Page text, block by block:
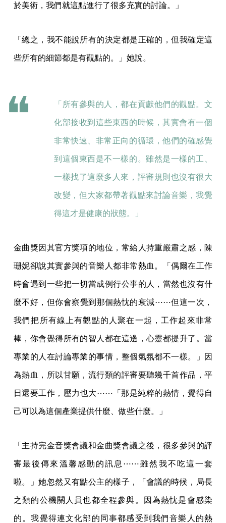
於美術，我們就這點進行了很多充實的討論。」
「總之，我不能說所有的決定都是正確的，但我確定這
些所有的細節都是有觀點的。」她說。
「所有參與的人，都在貢獻他們的觀點。文
化部接收到這些東西的時候，其實會有一個
非常快速、非常正向的循環，他們的確感覺
到這個東西是不一樣的。雖然是一樣的工、
一樣找了這麼多人來，評審規則也沒有很大
改變，但大家都帶著觀點來討論音樂，我覺
得這才是健康的狀態。」
金曲獎因其官方獎項的地位，常給人持重嚴肅之感，陳
珊妮卻說其實參與的音樂人都非常熱血。「偶爾在工作
時會遇到一些把一切當成例行公事的人，當然也沒有什
麼不好，但你會察覺到那個熱忱的衰減⋯⋯但這一次，
我們把所有線上有觀點的人聚在一起，工作起來非常
棒，你會覺得所有的智人都在這邊，心靈都提升了。當
專業的人在討論專業的事情，整個氣氛都不一樣。」因
為熱血，所以甘願，流行類的評審要聽幾千首作品，平
日還要工作，壓力也大⋯⋯「那是純粹的熱情，覺得自
己可以為這個產業提供什麼、做些什麼。」
「主持完金音獎會議和金曲獎會議之後，很多參與的評
審最後傳來溫馨感動的訊息⋯⋯雖然我不吃這一套
啦。」她忽然又有點公主的樣子，「會議的時候，局長
之類的公機關人員也都全程參與。因為熱忱是會感染
的。我覺得連文化部的同事都感受到我們音樂人的熱